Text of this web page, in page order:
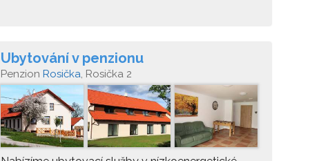
Ubytování v penzionu
Penzion Rosička, Rosička 2